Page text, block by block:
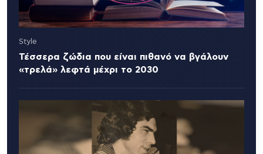
Style
Τέσσερα ζώδια που είναι πιθανό να βγάλουν
«τρελά» λεφτά μέχρι το 2030